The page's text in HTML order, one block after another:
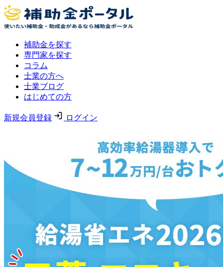
補助金を探す
専門家を探す
コラム
士業の方へ
士業ブログ
はじめての方
新規会員登録 ログイン